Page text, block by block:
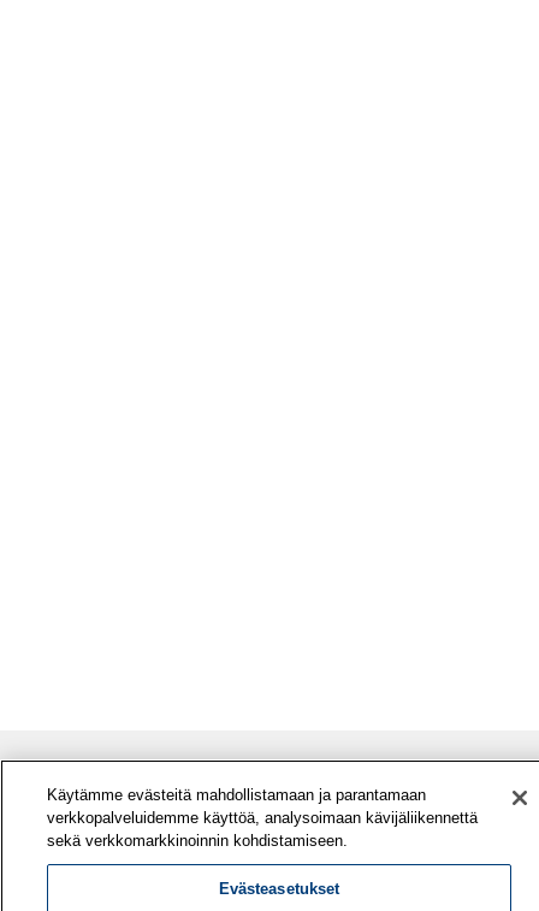
Käytämme evästeitä mahdollistamaan ja parantamaan
verkkopalveluidemme käyttöä, analysoimaan kävijäliikennettä
sekä verkkomarkkinoinnin kohdistamiseen.
Evästeasetukset